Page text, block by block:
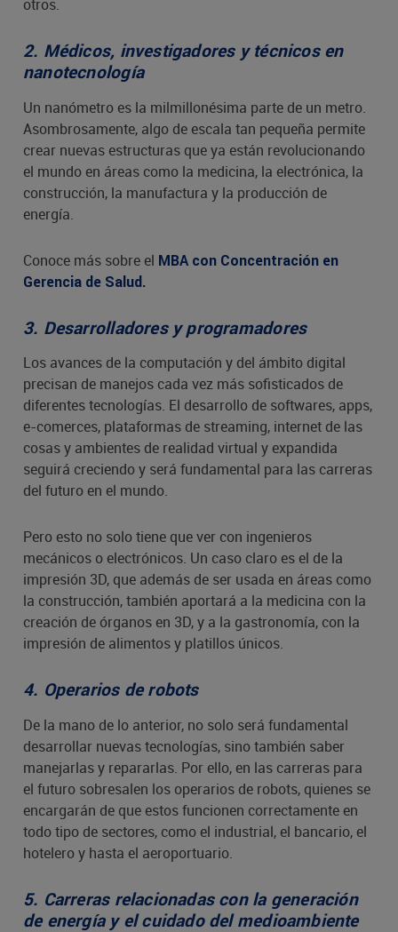
otros.
2. Médicos, investigadores y técnicos en
nanotecnología
Un nanómetro es la milmillonésima parte de un metro.
Asombrosamente, algo de escala tan pequeña permite
crear nuevas estructuras que ya están revolucionando
el mundo en áreas como la medicina, la electrónica, la
construcción, la manufactura y la producción de
energía.
Conoce más sobre el MBA con Concentración en
Gerencia de Salud.
3. Desarrolladores y programadores
Los avances de la computación y del ámbito digital
precisan de manejos cada vez más sofisticados de
diferentes tecnologías. El desarrollo de softwares, apps,
e-comerces, plataformas de streaming, internet de las
cosas y ambientes de realidad virtual y expandida
seguirá creciendo y será fundamental para las carreras
del futuro en el mundo.
Pero esto no solo tiene que ver con ingenieros
mecánicos o electrónicos. Un caso claro es el de la
impresión 3D, que además de ser usada en áreas como
la construcción, también aportará a la medicina con la
creación de órganos en 3D, y a la gastronomía, con la
impresión de alimentos y platillos únicos.
4. Operarios de robots
De la mano de lo anterior, no solo será fundamental
desarrollar nuevas tecnologías, sino también saber
manejarlas y repararlas. Por ello, en las carreras para
el futuro sobresalen los operarios de robots, quienes se
encargarán de que estos funcionen correctamente en
todo tipo de sectores, como el industrial, el bancario, el
hotelero y hasta el aeroportuario.
5. Carreras relacionadas con la generación
de energía y el cuidado del medioambiente